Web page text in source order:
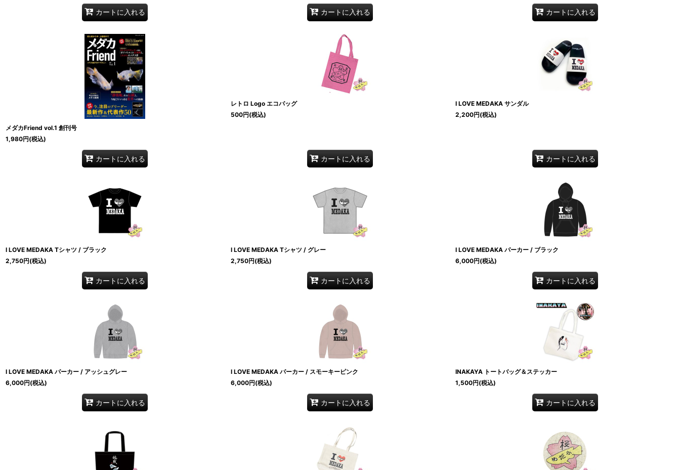
カートに入れる カートに入れる カートに入れる
メダカFriend vol.1 創刊号
1,980円(税込)
カートに入れる
レトロ Logo エコバッグ
500円(税込)
カートに入れる
I LOVE MEDAKA サンダル
2,200円(税込)
カートに入れる
I LOVE MEDAKA Tシャツ / ブラック
2,750円(税込)
カートに入れる
I LOVE MEDAKA Tシャツ / グレー
2,750円(税込)
カートに入れる
I LOVE MEDAKA パーカー / ブラック
6,000円(税込)
カートに入れる
I LOVE MEDAKA パーカー / アッシュグレー
6,000円(税込)
カートに入れる
I LOVE MEDAKA パーカー / スモーキーピンク
6,000円(税込)
カートに入れる
INAKAYA トートバッグ＆ステッカー
1,500円(税込)
カートに入れる